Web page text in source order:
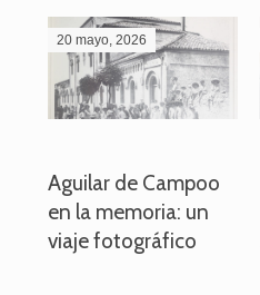
20 mayo, 2026
Aguilar de Campoo
en la memoria: un
viaje fotográfico